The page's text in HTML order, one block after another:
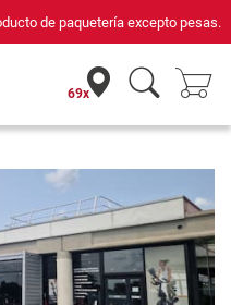
de paquetería excepto pesas.
69x